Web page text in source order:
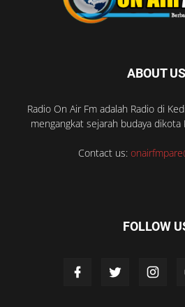
ABOUT US
Radio On Air Fm adalah Radio di
mengangkat sejarah budaya dikota
Contact us:
FOLLOW